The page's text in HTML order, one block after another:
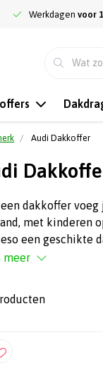
Werkdagen voor
Audi Dakkoffer
dakkoffer
met kinderen
een geschikte
meer